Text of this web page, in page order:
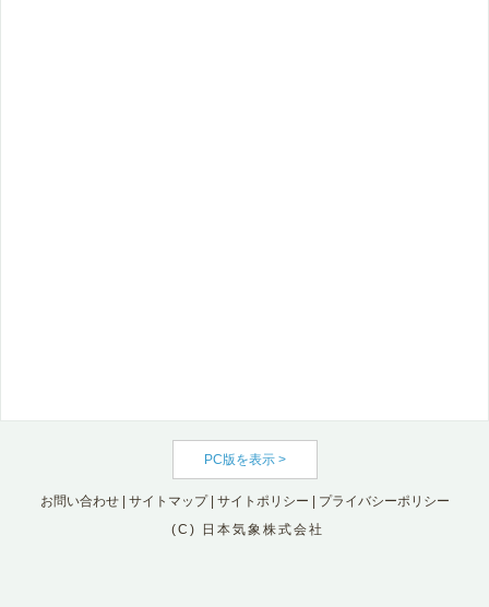
PC版を表示 >
お問い合わせ| サイトマップ| サイトポリシー
プライバシーポリシー
(C) 日本気象株式会社